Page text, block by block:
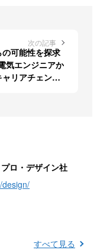
次の記事
の可能性を探求
気エンジニアか
ャリアチェンジ
ロ・デザイン社
design/
すべて見る